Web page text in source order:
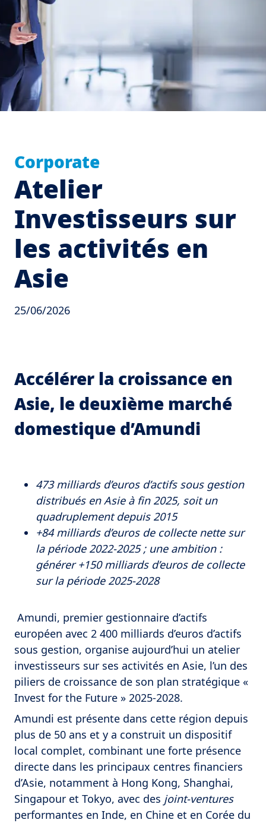
Corporate
Atelier
Investisseurs sur
les activités en
Asie
25/06/2026
Accélérer la croissance en
Asie, le deuxième marché
domestique d’Amundi
473 milliards d’euros d’actifs sous gestion
distribués en Asie à fin 2025, soit un
quadruplement depuis 2015
+84 milliards d’euros de collecte nette sur
la période 2022-2025 ; une ambition :
générer +150 milliards d’euros de collecte
sur la période 2025-2028
Amundi, premier gestionnaire d’actifs
européen avec 2 400 milliards d’euros d’actifs
sous gestion, organise aujourd’hui un atelier
investisseurs sur ses activités en Asie, l’un des
piliers de croissance de son plan stratégique «
Invest for the Future » 2025-2028.
Amundi est présente dans cette région depuis
plus de 50 ans et y a construit un dispositif
local complet, combinant une forte présence
directe dans les principaux centres financiers
d’Asie, notamment à Hong Kong, Shanghai,
Singapour et Tokyo, avec des joint-ventures
performantes en Inde, en Chine et en Corée du